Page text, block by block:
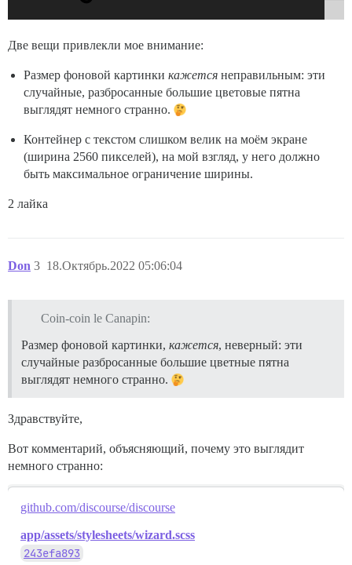
Две вещи привлекли мое внимание:
Размер фоновой картинки кажется неправильным: эти
случайные, разбросанные большие цветовые пятна
выглядят немного странно.
Контейнер с текстом слишком велик на моём экране
(ширина 2560 пикселей), на мой взгляд, у него должно
быть максимальное ограничение ширины.
2 лайка
Don 18.Октябрь.2022 05:06:04
3
Coin-coin le Canapin:
Размер фоновой картинки, кажется, неверный: эти
случайные разбросанные большие цветные пятна
выглядят немного странно.
Здравствуйте,
Вот комментарий, объясняющий, почему это выглядит
немного странно:
github.com/discourse/discourse
app/assets/stylesheets/wizard.scss
243efa893